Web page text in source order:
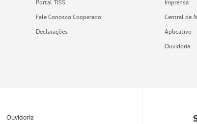
Portal TISS
Fale Conosco Cooperado
Declarações
Imprensa
Central de
Aplicativo
Ouvidoria
Ouvidoria